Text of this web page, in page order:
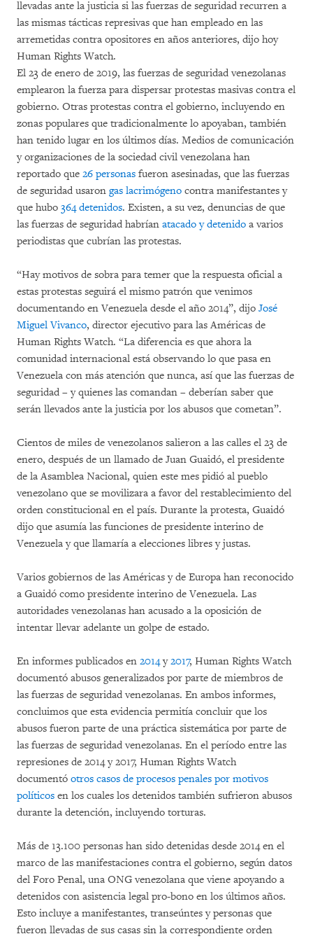
llevadas ante la justicia si las fuerzas de seguridad recurren a
las mismas tácticas represivas que han empleado en las
arremetidas contra opositores en años anteriores, dijo hoy
Human Rights Watch.
El 23 de enero de 2019, las fuerzas de seguridad venezolanas
emplearon la fuerza para dispersar protestas masivas contra el
gobierno. Otras protestas contra el gobierno, incluyendo en
zonas populares que tradicionalmente lo apoyaban, también
han tenido lugar en los últimos días. Medios de comunicación
y organizaciones de la sociedad civil venezolana han
reportado que 26 personas fueron asesinadas, que las fuerzas
de seguridad usaron gas lacrimógeno contra manifestantes y
que hubo 364 detenidos. Existen, a su vez, denuncias de que
las fuerzas de seguridad habrían atacado y detenido a varios
periodistas que cubrían las protestas.
“Hay motivos de sobra para temer que la respuesta oficial a
estas protestas seguirá el mismo patrón que venimos
documentando en Venezuela desde el año 2014”, dijo José
Miguel Vivanco, director ejecutivo para las Américas de
Human Rights Watch. “La diferencia es que ahora la
comunidad internacional está observando lo que pasa en
Venezuela con más atención que nunca, así que las fuerzas de
seguridad – y quienes las comandan – deberían saber que
serán llevados ante la justicia por los abusos que cometan”.
Cientos de miles de venezolanos salieron a las calles el 23 de
enero, después de un llamado de Juan Guaidó, el presidente
de la Asamblea Nacional, quien este mes pidió al pueblo
venezolano que se movilizara a favor del restablecimiento del
orden constitucional en el país. Durante la protesta, Guaidó
dijo que asumía las funciones de presidente interino de
Venezuela y que llamaría a elecciones libres y justas.
Varios gobiernos de las Américas y de Europa han reconocido
a Guaidó como presidente interino de Venezuela. Las
autoridades venezolanas han acusado a la oposición de
intentar llevar adelante un golpe de estado.
En informes publicados en 2014y2017, Human Rights Watch
documentó abusos generalizados por parte de miembros de
las fuerzas de seguridad venezolanas. En ambos informes,
concluimos que esta evidencia permitía concluir que los
abusos fueron parte de una práctica sistemática por parte de
las fuerzas de seguridad venezolanas. En el período entre las
represiones de 2014 y 2017, Human Rights Watch
documentó otros casos de procesos penales por motivos
políticos en los cuales los detenidos también sufrieron abusos
durante la detención, incluyendo torturas.
Más de 13.100 personas han sido detenidas desde 2014 en el
marco de las manifestaciones contra el gobierno, según datos
del Foro Penal, una ONG venezolana que viene apoyando a
detenidos con asistencia legal pro-bono en los últimos años.
Esto incluye a manifestantes, transeúntes y personas que
fueron llevadas de sus casas sin la correspondiente orden